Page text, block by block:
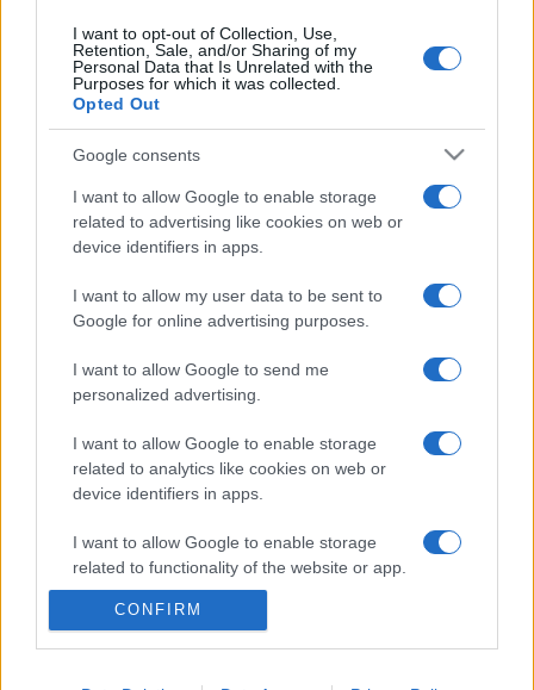
I want to opt-out of Collection, Use,
Retention, Sale, and/or Sharing of my
Personal Data that Is Unrelated with the
Purposes for which it was collected.
Opted Out
Google consents
I want to allow Google to enable storage
related to advertising like cookies on web or
device identifiers in apps.
I want to allow my user data to be sent to
Google for online advertising purposes.
I want to allow Google to send me
personalized advertising.
I want to allow Google to enable storage
related to analytics like cookies on web or
device identifiers in apps.
I want to allow Google to enable storage
related to functionality of the website or app.
I want to allow Google to enable storage
CONFIRM
A Mai Manó Ház az ilyen kivételek egyike. A ház három
napfényműteremmel, gazdagon díszített várószobával
rendelkezik, homlokzatán a fényképezés és a festészet
allegorikus alakjaival.
Az épület, amely a Magyar Fotográfusok Házának is
otthont ad, mind Budapest, mind a magyar építészet, de
legfőképpen a magyar fotográfia számára kiemelkedő
jelentette meg azt az albumot, amely Mai Manó több mint
Károlynak a fényképészről írott tanulmányát is közli.
A kötetből és a kiállításon bemutatott fotográfiák
ismerhetjük meg Mai Manót, de korai riportjellegű
felvételei is fennmaradtak.
A kiállítások december 7-ig láthatók.